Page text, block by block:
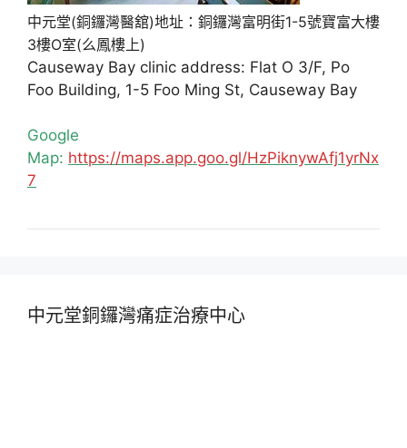
中元堂(銅鑼灣醫舘)地址：銅鑼灣富明街1-5號寶富大樓
3樓O室(么鳳樓上)
Causeway Bay clinic address: Flat O 3/F, Po
Foo Building, 1-5 Foo Ming St, Causeway Bay
Google
Map: https://maps.app.goo.gl/HzPiknywAfj1yrNx
7
中元堂銅鑼灣痛症治療中心